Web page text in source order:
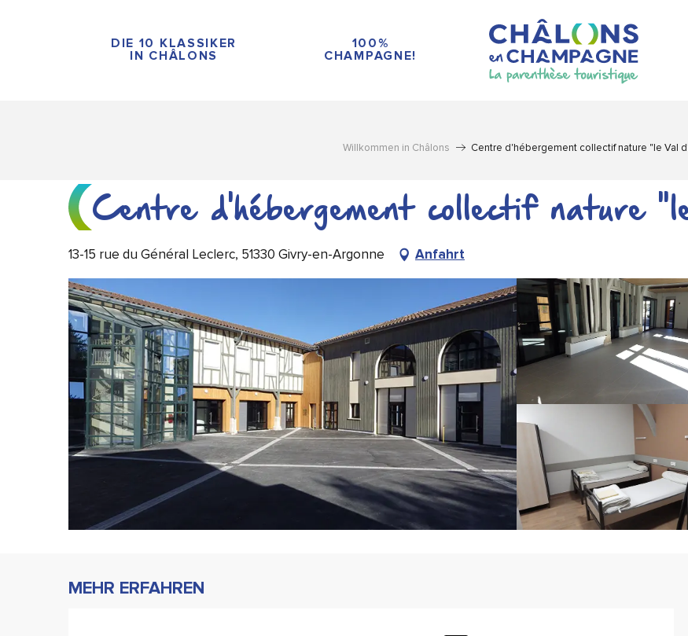
DIE 10 KLASSIKER
IN CHÂLONS
100%
CHAMPAGNE!
Willkommen in Châlons Centre d'hébergement collectif nature "le Val
Centre d'hébergement collectif nature
13-15 rue du Général Leclerc, 51330 Givry-en-Argonne Anfahrt
MEHR ERFAHREN